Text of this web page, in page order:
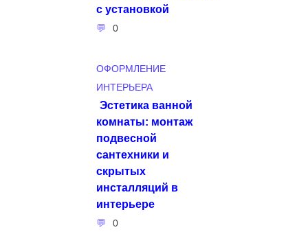
с установкой
0
ОФОРМЛЕНИЕ
ИНТЕРЬЕРА
Эстетика ванной
комнаты: монтаж
подвесной
сантехники и
скрытых
инсталляций в
интерьере
0